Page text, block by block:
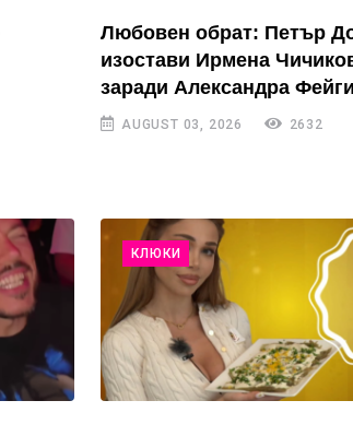
Любовен обрат: Петър
изостави Ирмена
заради Александра
AUGUST 03, 2026 2632
КЛЮКИ